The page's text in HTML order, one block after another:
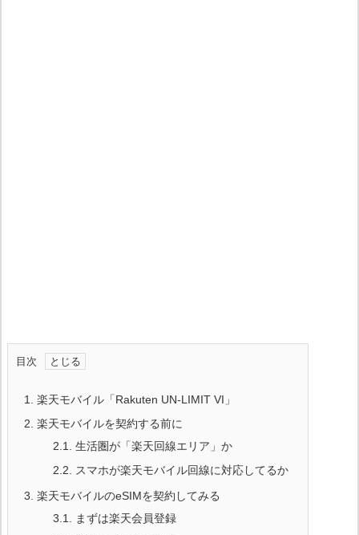
目次
1.
楽天モバイル「Rakuten UN-LIMIT VI」
2. 楽天モバイルを契約する前に
2.1.
生活圏が「楽天回線エリア」か
2.2.
スマホが楽天モバイル回線に対応してるか
3. 楽天モバイルのeSIMを契約してみる
3.1.
まずは楽天会員登録